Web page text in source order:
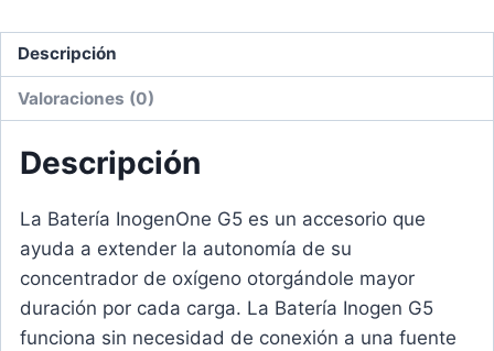
Descripción
Valoraciones (0)
Descripción
La Batería InogenOne G5 es un accesorio que
ayuda a extender la autonomía de su
concentrador de oxígeno otorgándole mayor
duración por cada carga. La Batería Inogen G5
funciona sin necesidad de conexión a una fuente